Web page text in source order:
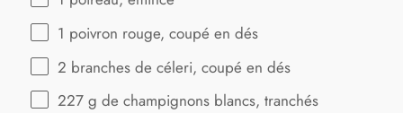
1 poivron rouge, coupé en dés
2 branches de céleri, coupé en dés
227 g de champignons blancs, tranchés